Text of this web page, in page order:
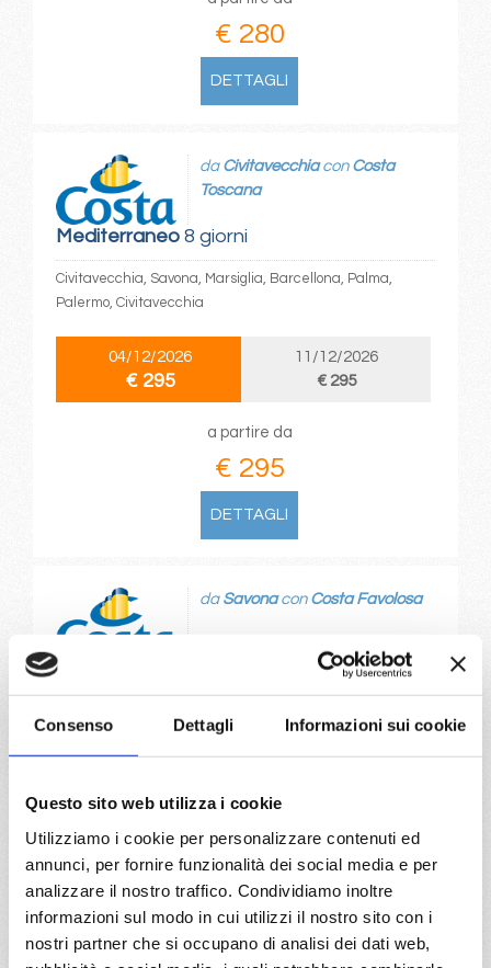
Consenso Dettagli Informazioni sui cookie
Questo sito web utilizza i cookie
Utilizziamo i cookie per personalizzare contenuti ed
annunci, per fornire funzionalità dei social media e per
analizzare il nostro traffico. Condividiamo inoltre
informazioni sul modo in cui utilizzi il nostro sito con i
nostri partner che si occupano di analisi dei dati web,
€ 280
DETTAGLI
Mediterraneo8 giorni
da Civitavecchiacon Costa
Toscana
Civitavecchia, Savona, Marsiglia, Barcellona, Palma,
Palermo, Civitavecchia
04/12/2026
€ 295
11/12/2026
€ 295
a partire da
€ 295
DETTAGLI
Mediterraneo
da Savonacon Costa Favolosa
a partire da
€ 295
DETTAGLI